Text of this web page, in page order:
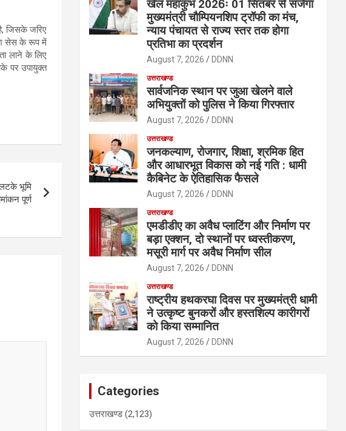
जिसके जरिए
सेस के रूप में
लाने के लिए
पर उपायुक्त
लटके भूमि
पूर्ण
खेल महाकुंभ 2026ः 01 सितंबर से सजेगा
मुख्यमंत्री चौम्पियनशिप ट्रॉफी का मंच,
न्याय पंचायत से राज्य स्तर तक होगा
प्रतिभा का प्रदर्शन
August 7, 2026 DDNN
उत्तराखण्ड
सार्वजनिक स्थान पर जुआ खेलने वाले
अभियुक्तों को पुलिस ने किया गिरफ्तार
August 7, 2026 DDNN
उत्तराखण्ड
जनकल्याण, रोजगार, शिक्षा, श्रमिक हित
और आधारभूत विकास को नई गति : धामी
कैबिनेट के ऐतिहासिक फैसले
August 7, 2026 DDNN
उत्तराखण्ड
एमडीडीए का अवैध प्लाटिंग और निर्माण पर
बड़ा एक्शन, दो स्थानों पर ध्वस्तीकरण,
मसूरी मार्ग पर अवैध निर्माण सील
August 7, 2026 DDNN
उत्तराखण्ड
राष्ट्रीय हथकरघा दिवस पर मुख्यमंत्री धामी
ने उत्कृष्ट बुनकरों और हस्तशिल्प कारीगरों
को किया सम्मानित
August 7, 2026 DDNN
Categories
उत्तराखण्ड(2,123)